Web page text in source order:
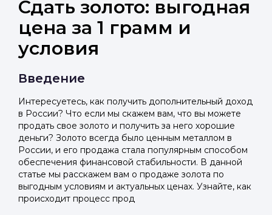
Сдать золото: выгодная
цена за 1 грамм и
условия
Введение
Интересуетесь, как получить дополнительный доход
в России? Что если мы скажем вам, что вы можете
продать свое золото и получить за него хорошие
деньги? Золото всегда было ценным металлом в
России, и его продажа стала популярным способом
обеспечения финансовой стабильности. В данной
статье мы расскажем вам о продаже золота по
выгодным условиям и актуальных ценах. Узнайте, как
происходит процесс прод